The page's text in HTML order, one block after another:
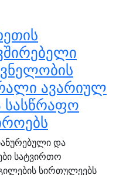
ავარიულ
სასწრაფო
და
სატვირთო
სირთულეებს